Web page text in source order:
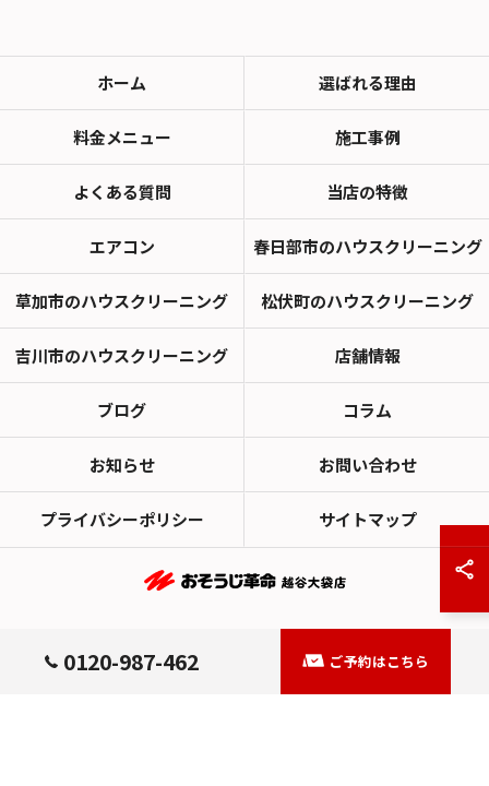
0120-987-462 ご予約はこちら
ホーム 選ばれる理由
料金メニュー 施工事例
よくある質問 当店の特徴
エアコン 春日部市のハウスクリーニング
草加市のハウスクリーニング 松伏町のハウスクリーニング
吉川市のハウスクリーニング 店舗情報
ブログ コラム
お知らせ お問い合わせ
プライバシーポリシー サイトマップ
© 2026 埼玉県越谷市のハウスクリーニングならおそうじ革命越谷大袋店 ALL
RIGHTS RESERVED.